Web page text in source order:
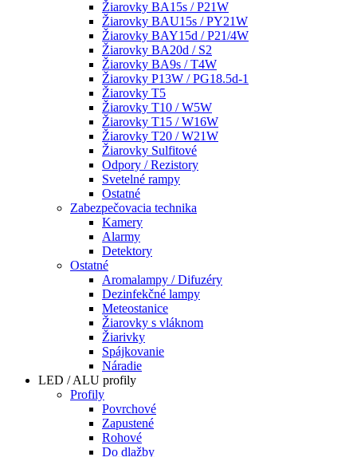
Žiarovky BA15s / P21W
Žiarovky BAU15s / PY21W
Žiarovky BAY15d / P21/4W
Žiarovky BA20d / S2
Žiarovky BA9s / T4W
Žiarovky P13W / PG18.5d-1
Žiarovky T5
Žiarovky T10 / W5W
Žiarovky T15 / W16W
Žiarovky T20 / W21W
Žiarovky Sulfitové
Odpory / Rezistory
Svetelné rampy
Ostatné
Zabezpečovacia technika
Kamery
Alarmy
Detektory
Ostatné
Aromalampy / Difuzéry
Dezinfekčné lampy
Meteostanice
Žiarovky s vláknom
Žiarivky
Spájkovanie
Náradie
LED / ALU profily
Profily
Povrchové
Zapustené
Rohové
Do dlažby